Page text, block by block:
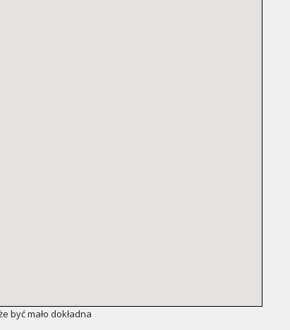
być mało dokładna